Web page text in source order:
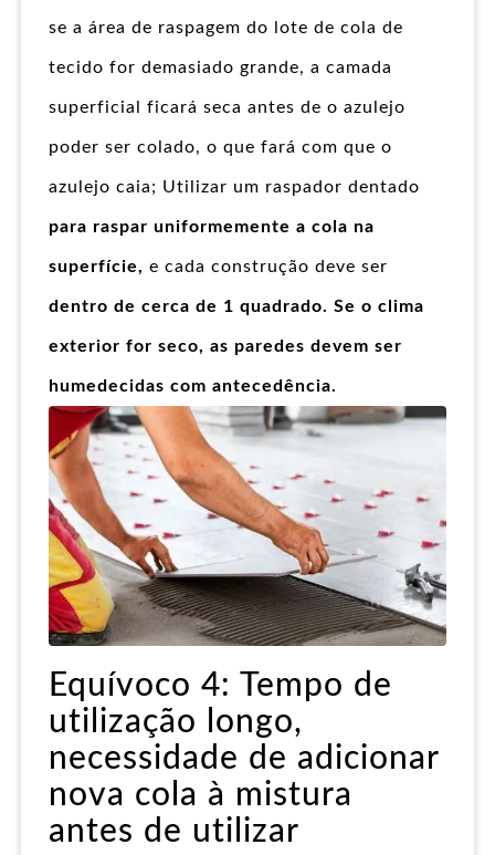
se a área de raspagem do lote de cola de
tecido for demasiado grande, a camada
superficial ficará seca antes de o azulejo
poder ser colado, o que fará com que o
azulejo caia; Utilizar um raspador dentado
para raspar uniformemente a cola na
superfície, e cada construção deve ser
dentro de cerca de 1 quadrado. Se o clima
exterior for seco, as paredes devem ser
humedecidas com antecedência.
Equívoco 4: Tempo de
utilização longo,
necessidade de adicionar
nova cola à mistura
antes de utilizar